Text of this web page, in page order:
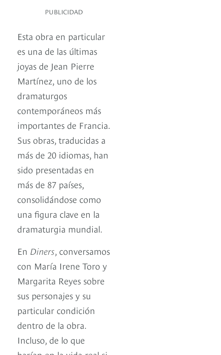
PUBLICIDAD
Esta obra en particular
es una de las últimas
joyas de Jean Pierre
Martínez, uno de los
dramaturgos
contemporáneos más
importantes de Francia.
Sus obras, traducidas a
más de 20 idiomas, han
sido presentadas en
más de 87 países,
consolidándose como
una figura clave en la
dramaturgia mundial.
En Diners, conversamos
con María Irene Toro y
Margarita Reyes sobre
sus personajes y su
particular condición
dentro de la obra.
Incluso, de lo que